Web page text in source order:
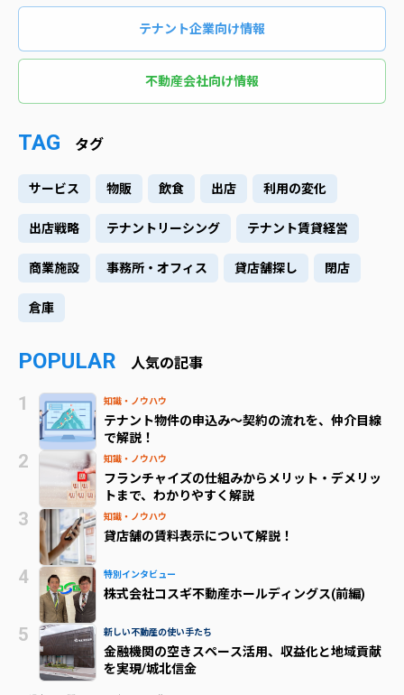
テナント企業向け情報
不動産会社向け情報
TAG タグ
サービス 物販 飲食 出店 利用の変化
出店戦略 テナントリーシング テナント賃貸経営
商業施設 事務所・オフィス 貸店舗探し 閉店
倉庫
POPULAR 人気の記事
知識・ノウハウ
テナント物件の申込み～契約の流れを、仲介目線
で解説！
知識・ノウハウ
フランチャイズの仕組みからメリット・デメリッ
トまで、わかりやすく解説
知識・ノウハウ
貸店舗の賃料表示について解説！
特別インタビュー
株式会社コスギ不動産ホールディングス(前編)
新しい不動産の使い手たち
金融機関の空きスペース活用、収益化と地域貢献
を実現/城北信金